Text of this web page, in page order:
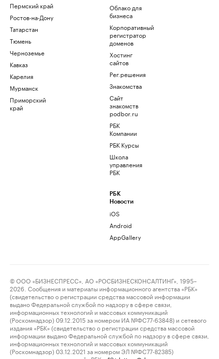
Пермский край
Ростов-на-Дону
Татарстан
Тюмень
Черноземье
Кавказ
Карелия
Мурманск
Приморский
край
Облако для
бизнеса
Корпоративный
регистратор
доменов
Хостинг
сайтов
Рег.решения
Знакомства
Сайт
знакомств
podbor.ru
РБК
Компании
РБК Курсы
Школа
управления
РБК
РБК
Новости
iOS
Android
AppGallery
© ООО «БИЗНЕСПРЕСС», АО «РОСБИЗНЕСКОНСАЛТИНГ», 1995–
2026. Сообщения и материалы информационного агентства «РБК»
(свидетельство о регистрации средства массовой информации
выдано Федеральной службой по надзору в сфере связи,
информационных технологий и массовых коммуникаций
(Роскомнадзор) 09.12.2015 за номером ИА №ФС77-63848) и сетевого
издания «РБК» (свидетельство о регистрации средства массовой
информации выдано Федеральной службой по надзору в сфере связи,
информационных технологий и массовых коммуникаций
(Роскомнадзор) 03.12.2021 за номером ЭЛ №ФС77-82385)